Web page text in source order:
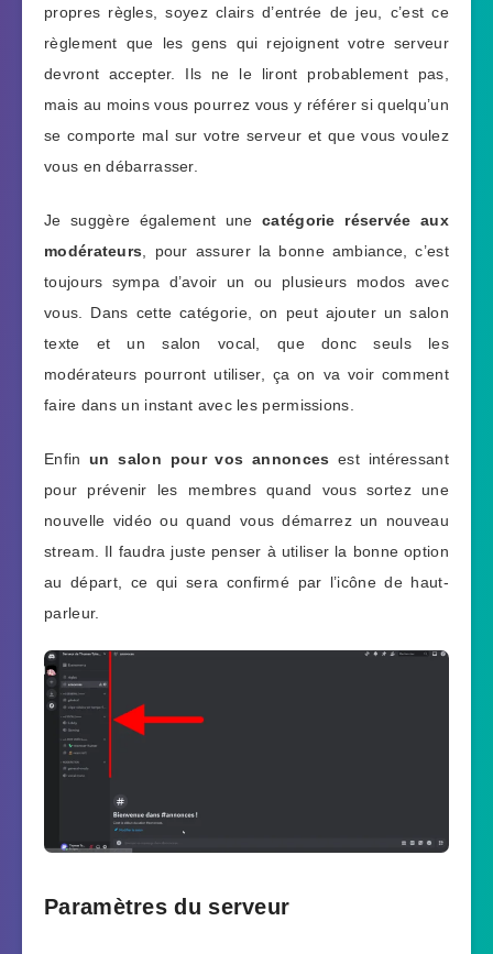
propres règles, soyez clairs d’entrée de jeu, c’est ce
règlement que les gens qui rejoignent votre serveur
devront accepter. Ils ne le liront probablement pas,
mais au moins vous pourrez vous y référer si quelqu’un
se comporte mal sur votre serveur et que vous voulez
vous en débarrasser.
Je suggère également unecatégorie réservée aux
modérateurs , pour assurer la bonne ambiance, c’est
toujours sympa d’avoir un ou plusieurs modos avec
vous. Dans cette catégorie, on peut ajouter un salon
texte et un salon vocal, que donc seuls les
modérateurs pourront utiliser, ça on va voir comment
faire dans un instant avec les permissions.
Enfinun salon pour vos annonces est intéressant
pour prévenir les membres quand vous sortez une
nouvelle vidéo ou quand vous démarrez un nouveau
stream. Il faudra juste penser à utiliser la bonne option
au départ, ce qui sera confirmé par l’icône de haut-
parleur.
Paramètres du serveur